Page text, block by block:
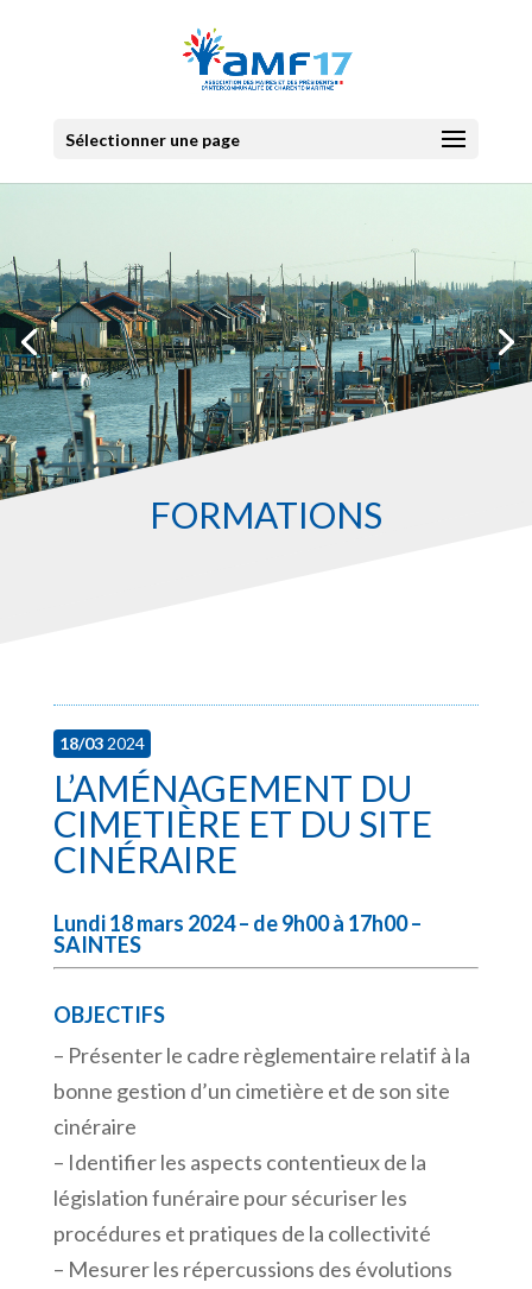
Sélectionner une page
FORMATIONS
18/032024
L’AMÉNAGEMENT DU
CIMETIÈRE ET DU SITE
CINÉRAIRE
Lundi 18 mars 2024 – de 9h00 à 17h00 –
SAINTES
OBJECTIFS
– Présenter le cadre règlementaire relatif à la
bonne gestion d’un cimetière et de son site
cinéraire
– Identifier les aspects contentieux de la
législation funéraire pour sécuriser les
procédures et pratiques de la collectivité
– Mesurer les répercussions des évolutions